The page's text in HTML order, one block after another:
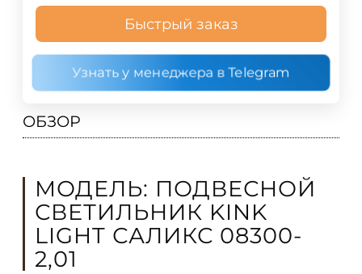
Быстрый заказ
Узнать у менеджера в Telegram
ОБЗОР
МОДЕЛЬ: ПОДВЕСНОЙ
СВЕТИЛЬНИК KINK
LIGHT САЛИКС 08300-
2,01